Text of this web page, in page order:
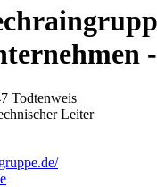
Todtenweis
Leiter